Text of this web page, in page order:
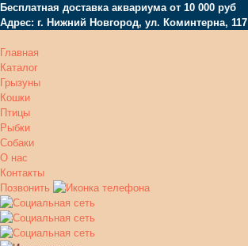
Бесплатная доставка аквариума от 10 000 руб
Адрес: г. Нижний Новгород, ул. Коминтерна, 117
Главная
Каталог
Грызуны
Кошки
Птицы
Рыбки
Собаки
О нас
Контакты
Позвонить